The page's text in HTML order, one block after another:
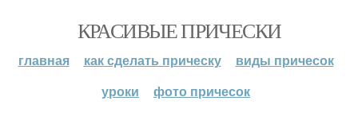
КРАСИВЫЕ ПРИЧЕСКИ
главная как сделать прическу
виды причесок
уроки
фото причесок